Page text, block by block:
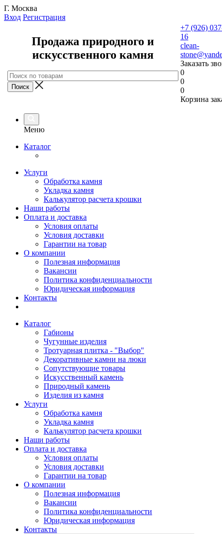
Г. Москва
Вход Регистрация
Продажа природного и
искусственного камня
+7 (926)
16
clean-
Заказать
0
0
0
Корзина
Меню
Каталог
Услуги
Обработка камня
Укладка камня
Калькулятор расчета крошки
Наши работы
Оплата и доставка
Условия оплаты
Условия доставки
Гарантии на товар
О компании
Полезная информация
Вакансии
Политика конфиденциальности
Юридическая информация
Контакты
Каталог
Габионы
Чугунные изделия
Тротуарная плитка - "Выбор"
Декоративные камни на люки
Сопутствующие товары
Искусственный камень
Природный камень
Изделия из камня
Услуги
Обработка камня
Укладка камня
Калькулятор расчета крошки
Наши работы
Оплата и доставка
Условия оплаты
Условия доставки
Гарантии на товар
О компании
Полезная информация
Вакансии
Политика конфиденциальности
Юридическая информация
Контакты